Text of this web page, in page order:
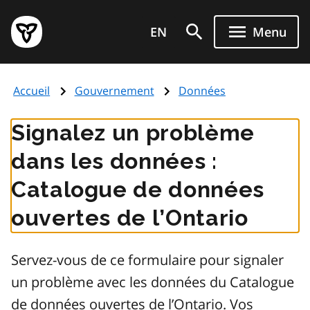
au
contenu
principal
Page
d'accueil
de
EN Menu
Accueil Gouvernement Données
Signalez un problème
dans les données :
Catalogue de données
ouvertes de l’Ontario
Servez-vous de ce formulaire pour signaler
un problème avec les données du Catalogue
de données ouvertes de l’Ontario. Vos